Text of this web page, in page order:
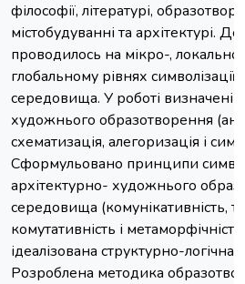
філософії, літературі,
містобудуванні та архітектурі.
проводилось на мікро-,
глобальному рівнях символізації
середовища. У роботі визначені
художнього образотворення
схематизація, алегоризація і
Сформульовано принципи
архітектурно- художнього
середовища (комунікативність,
комутативність і
ідеалізована структурно-логічна
Розроблена методика